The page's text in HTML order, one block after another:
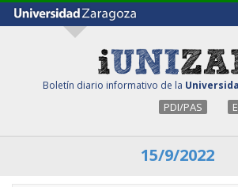
Boletín diario informativo de la
PDI/PAS
15/9/2022